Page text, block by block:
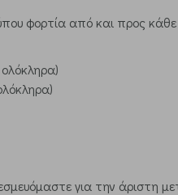
φορτία από και προς
για την άριστη